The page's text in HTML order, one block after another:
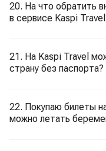
20. На что обратить
в сервисе Kaspi
21. На Kaspi Travel
страну без паспорта?
22. Покупаю билеты
можно летать